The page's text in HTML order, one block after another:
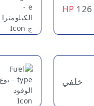
126
HP
خلفي